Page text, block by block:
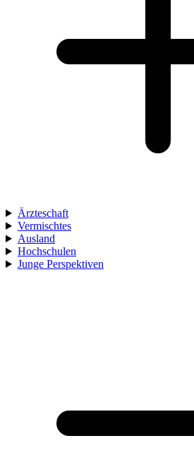
Ärzteschaft
Vermischtes
Ausland
Hochschulen
Junge Perspektiven